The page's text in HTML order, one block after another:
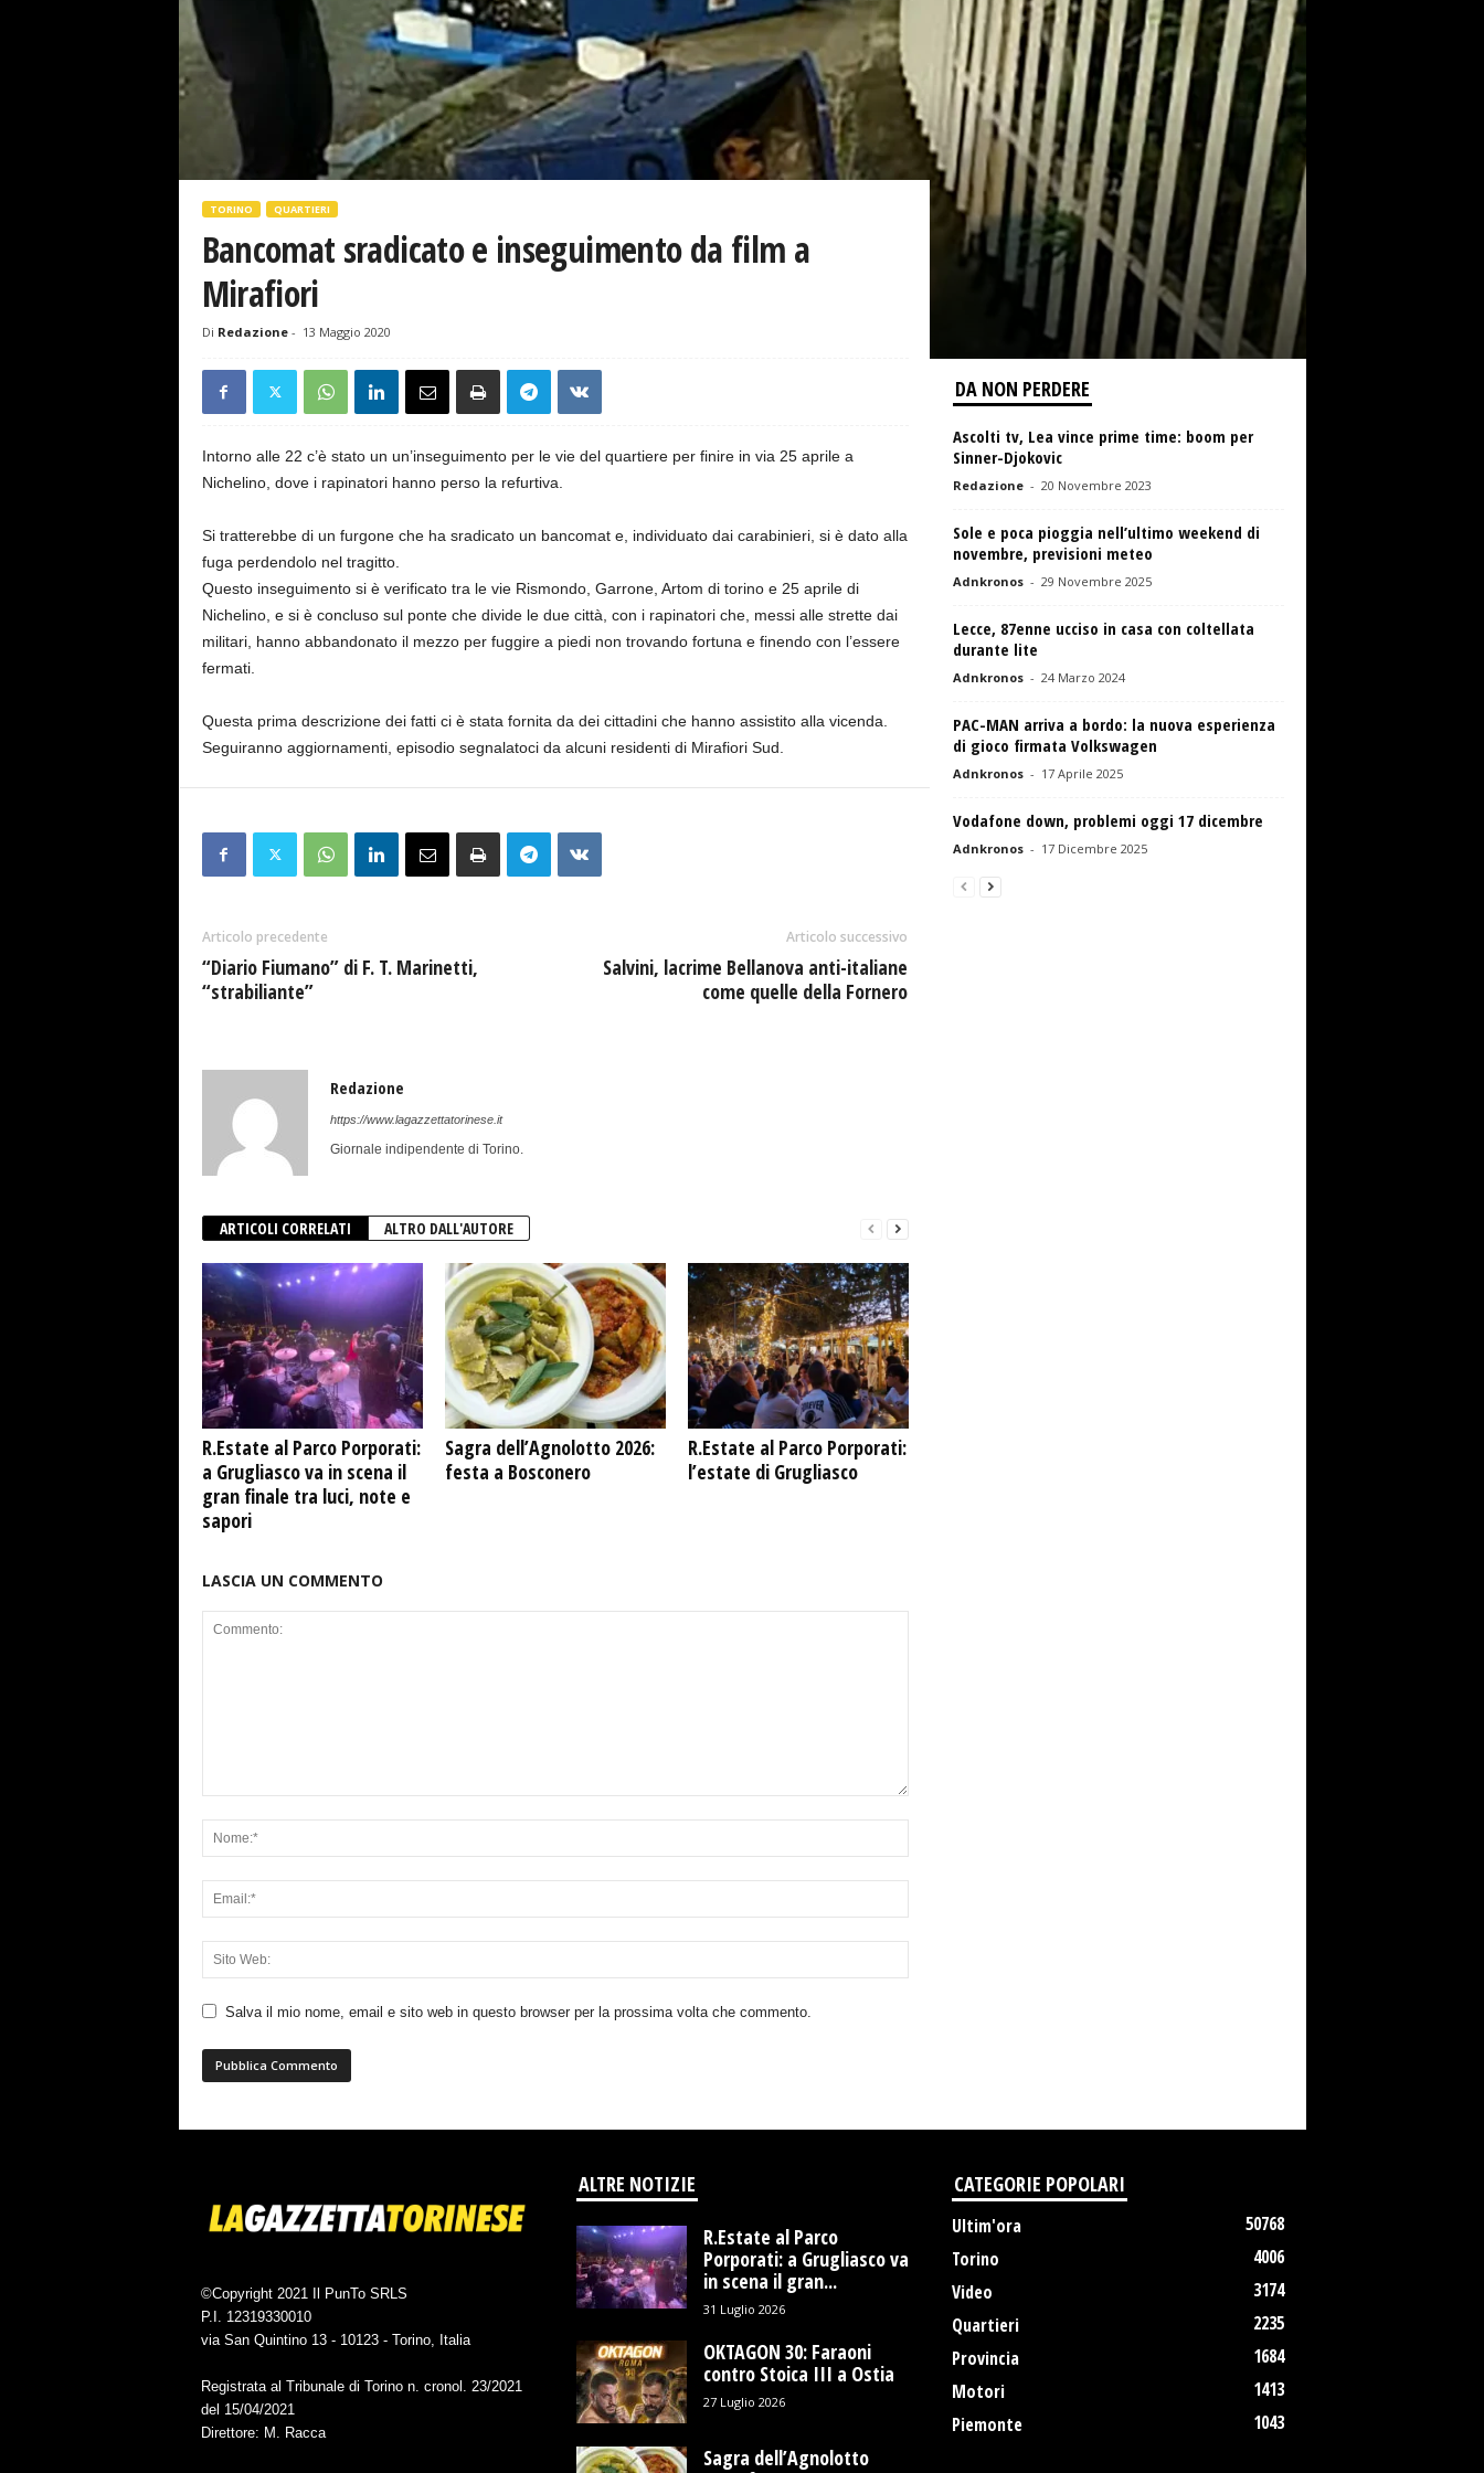
TORINO QUARTIERI
Bancomat sradicato e inseguimento da film a
Mirafiori
Di Redazione- 13 Maggio 2020
Intorno alle 22 c’è stato un un’inseguimento per le vie del quartiere per finire in via 25 aprile a
Nichelino, dove i rapinatori hanno perso la refurtiva.
Si tratterebbe di un furgone che ha sradicato un bancomat e, individuato dai carabinieri, si è dato alla
fuga perdendolo nel tragitto.
Questo inseguimento si è verificato tra le vie Rismondo, Garrone, Artom di torino e 25 aprile di
Nichelino, e si è concluso sul ponte che divide le due città, con i rapinatori che, messi alle strette dai
militari, hanno abbandonato il mezzo per fuggire a piedi non trovando fortuna e finendo con l’essere
fermati.
Questa prima descrizione dei fatti ci è stata fornita da dei cittadini che hanno assistito alla vicenda.
Seguiranno aggiornamenti, episodio segnalatoci da alcuni residenti di Mirafiori Sud.
Articolo precedente
“Diario Fiumano” di F. T. Marinetti,
“strabiliante”
Articolo successivo
Salvini, lacrime Bellanova anti-italiane
come quelle della Fornero
Redazione
https://www.lagazzettatorinese.it
Giornale indipendente di Torino.
ARTICOLI CORRELATI ALTRO DALL'AUTORE
R.Estate al Parco Porporati:
a Grugliasco va in scena il
gran finale tra luci, note e
sapori
Sagra dell’Agnolotto 2026:
festa a Bosconero
R.Estate al Parco Porporati:
l’estate di Grugliasco
LASCIA UN COMMENTO
Salva il mio nome, email e sito web in questo browser per la prossima volta che commento.
DA NON PERDERE
Ascolti tv, Lea vince prime time: boom per
Sinner-Djokovic
Redazione - 20 Novembre 2023
Sole e poca pioggia nell’ultimo weekend di
novembre, previsioni meteo
Adnkronos - 29 Novembre 2025
Lecce, 87enne ucciso in casa con coltellata
durante lite
Adnkronos - 24 Marzo 2024
PAC-MAN arriva a bordo: la nuova esperienza
di gioco firmata Volkswagen
Adnkronos - 17 Aprile 2025
Vodafone down, problemi oggi 17 dicembre
Adnkronos - 17 Dicembre 2025
©Copyright 2021 Il PunTo SRLS
P.I. 12319330010
via San Quintino 13 - 10123 - Torino, Italia
Registrata al Tribunale di Torino n. cronol. 23/2021
del 15/04/2021
Direttore: M. Racca
ALTRE NOTIZIE
R.Estate al Parco
Porporati: a Grugliasco va
in scena il gran...
31 Luglio 2026
OKTAGON 30: Faraoni
contro Stoica III a Ostia
27 Luglio 2026
Sagra dell’Agnolotto
CATEGORIE POPOLARI
Ultim'ora
50768
Torino
4006
Video
3174
Quartieri
2235
Provincia
1684
Motori
1413
Piemonte
1043